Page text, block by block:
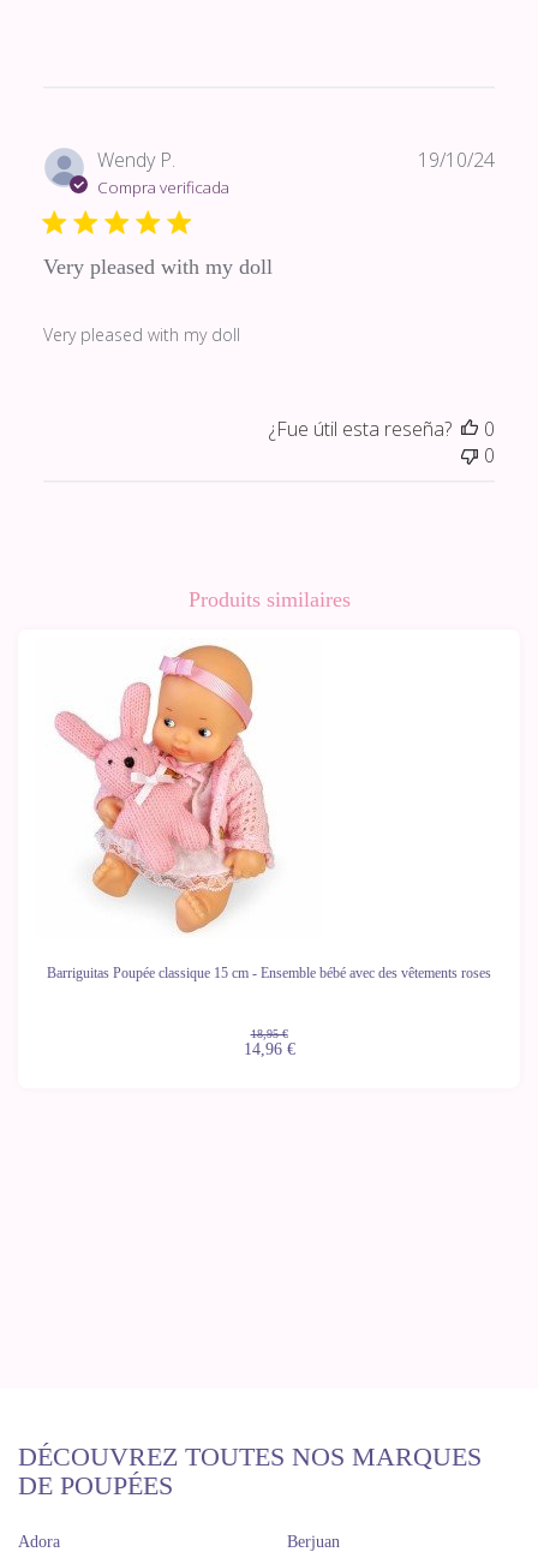
Wendy P.
Compra verificada
Very pleased with my doll
Very pleased with my doll
19/10/24
¿Fue útil esta reseña?
0
0
Produits similaires
Barriguitas Poupée classique 15 cm - Ensemble bébé avec des vêtements roses
18,95 €
14,96 €
DÉCOUVREZ TOUTES NOS MARQUES
DE POUPÉES
Adora
Berjuan